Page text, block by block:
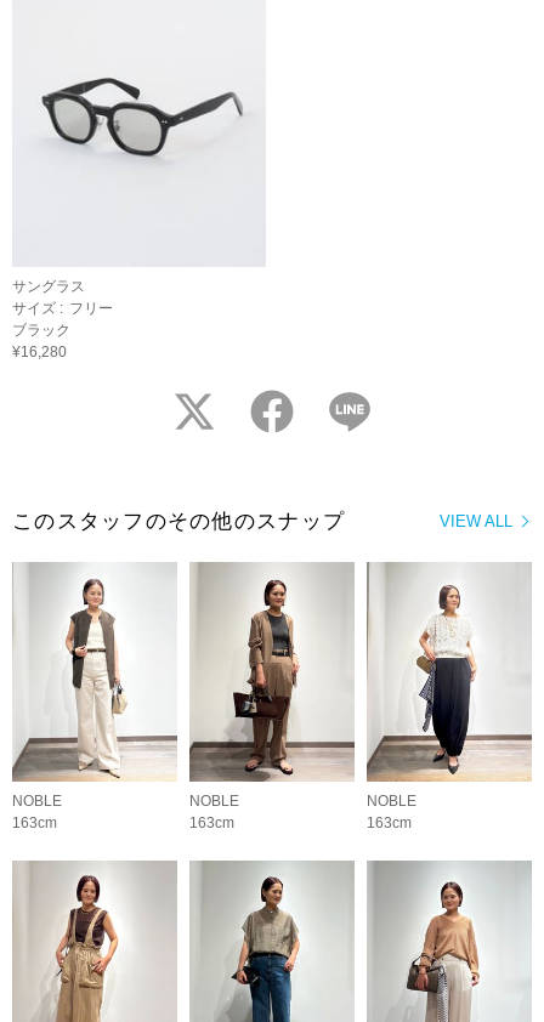
サングラス
サイズ : フリー
ブラック
¥16,280
twitter facebook
VIEW ALL
このスタッフのその他のスナップ
NOBLE
163cm
NOBLE
163cm
NOBLE
163cm